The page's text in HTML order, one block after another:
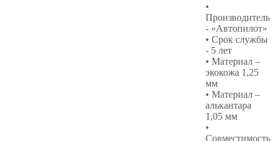
•
Производитель
- «Автопилот»
• Срок службы
- 5 лет
• Материал –
экокожа 1,25
мм
• Материал –
алькантара
1,05 мм
•
Совместимость